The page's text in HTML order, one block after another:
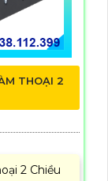
THOẠI 2
2 Chiều